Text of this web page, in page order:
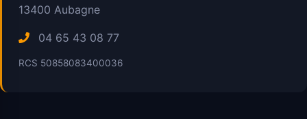
13400 Aubagne
04 65 43 08 77
RCS 50858083400036